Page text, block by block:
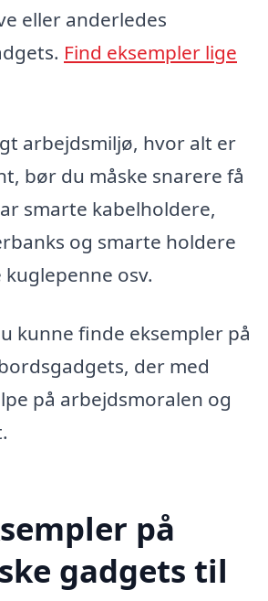
eller anderledes
Find eksempler lige
arbejdsmiljø, hvor alt er
bør du måske snarere få
smarte kabelholdere,
og smarte holdere
osv.
kunne finde eksempler på
der med
på arbejdsmoralen og
på
gadgets til